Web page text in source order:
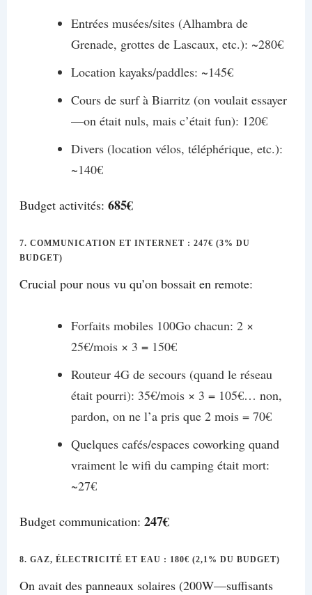
Entrées musées/sites (Alhambra de
Grenade, grottes de Lascaux, etc.): ~280€
Location kayaks/paddles: ~145€
Cours de surf à Biarritz (on voulait essayer
—on était nuls, mais c’était fun): 120€
Divers (location vélos, téléphérique, etc.):
~140€
Budget activités: 685€
7. COMMUNICATION ET INTERNET : 247€ (3% DU
BUDGET)
Crucial pour nous vu qu’on bossait en remote:
Forfaits mobiles 100Go chacun: 2 ×
25€/mois × 3 = 150€
Routeur 4G de secours (quand le réseau
était pourri): 35€/mois × 3 = 105€… non,
pardon, on ne l’a pris que 2 mois = 70€
Quelques cafés/espaces coworking quand
vraiment le wifi du camping était mort:
~27€
Budget communication: 247€
8. GAZ, ÉLECTRICITÉ ET EAU : 180€ (2,1% DU BUDGET)
On avait des panneaux solaires (200W—suffisants